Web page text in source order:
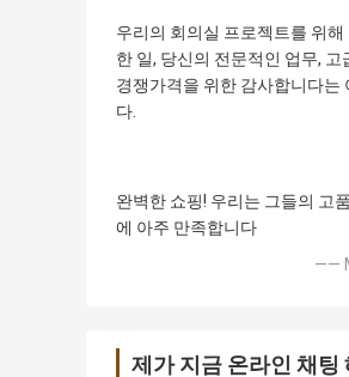
우리의 회의실 프로젝트를 위해
한 일, 당신의 전문적인 업무, 고
경쟁가격을 위한 감사합니다는
다.
완벽한 쇼핑! 우리는 그들의 고
에 아주 만족합니다
——
제가 지금 온라인 채팅